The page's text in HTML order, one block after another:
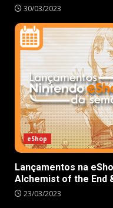
30/03/2023
eShop
Lançamentos na
Alchemist of the End
23/03/2023